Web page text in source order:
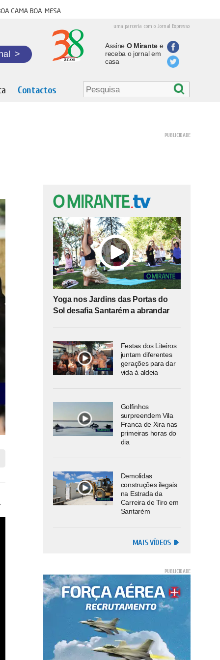
cama boa mesa
uma parceria com o Jornal Expresso
>
Assine O Mirantee
receba o jornal em
casa
Contactos
Yoga nos Jardins das Portas do
Sol desafia Santarém a abrandar
Festas dos Liteiros
juntam diferentes
gerações para dar
vida à aldeia
Golfinhos
surpreendem Vila
Franca de Xira nas
primeiras horas do
dia
Demolidas
construções ilegais
na Estrada da
Carreira de Tiro em
Santarém
MAIS VÍDEOS